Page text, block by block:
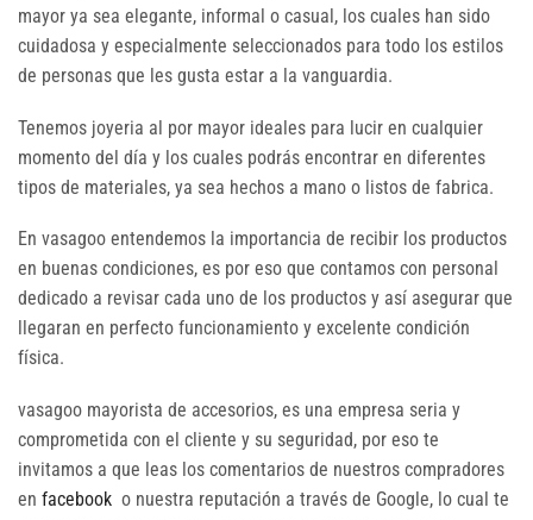
mayor ya sea elegante, informal o casual, los cuales han sido
cuidadosa y especialmente seleccionados para todo los estilos
de personas que les gusta estar a la vanguardia.
Tenemos joyeria al por mayor ideales para lucir en cualquier
momento del día y los cuales podrás encontrar en diferentes
tipos de materiales, ya sea hechos a mano o listos de fabrica.
En vasagoo entendemos la importancia de recibir los productos
en buenas condiciones, es por eso que contamos con personal
dedicado a revisar cada uno de los productos y así asegurar que
llegaran en perfecto funcionamiento y excelente condición
física.
vasagoo mayorista de accesorios, es una empresa seria y
comprometida con el cliente y su seguridad, por eso te
invitamos a que leas los comentarios de nuestros compradores
en facebook o nuestra reputación a través de Google, lo cual te